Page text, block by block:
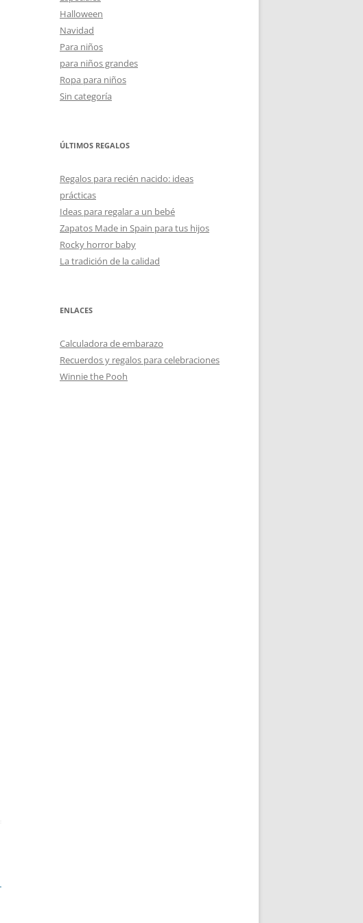
Halloween
Navidad
Para niños
para niños grandes
Ropa para niños
Sin categoría
ÚLTIMOS REGALOS
Regalos para recién nacido: ideas
prácticas
Ideas para regalar a un bebé
Zapatos Made in Spain para tus hijos
Rocky horror baby
La tradición de la calidad
ENLACES
Calculadora de embarazo
Recuerdos y regalos para celebraciones
Winnie the Pooh